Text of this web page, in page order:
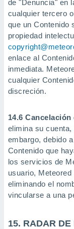
de "Denuncia" en
cualquier tercero
que un Contenido
propiedad
enlace al
inmediata.
cualquier
discreción.
14.6
elimina su
embargo, debido
Contenido que
los servicios de
usuario, Meteored
eliminando el
vincularse a una
15. RADAR